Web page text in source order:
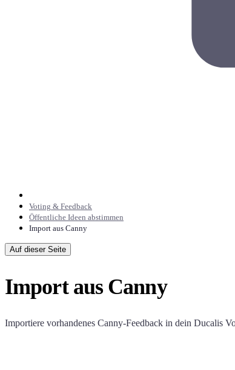
Voting & Feedback
Öffentliche Ideen abstimmen
Import aus Canny
Auf dieser Seite
Import aus Canny
Importiere vorhandenes Canny-Feedback in dein Ducalis